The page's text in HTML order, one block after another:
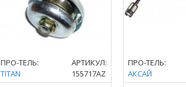
ПРО-ТЕЛЬ:
TITAN
АРТИКУЛ:
155717AZ
ПРО-ТЕЛЬ:
АКСАЙ